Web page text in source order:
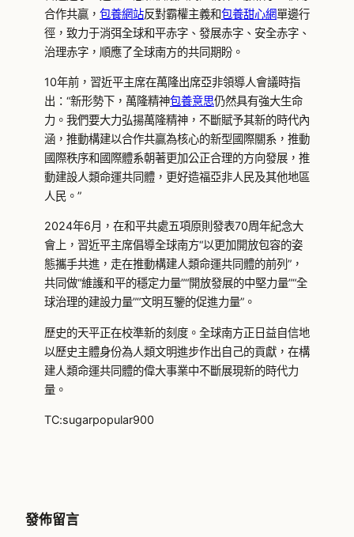
合作共贏， 包養網站反對霸權主義和包養甜心網單邊行
徑，致力于消弭全球和平赤字、發展赤字、安全赤字、
治理赤字，順應了全球南方的共同期盼。
10年前，習近平主席在萬隆出席亞非領導人會議時指
出：“新形勢下，萬隆精神包養意思仍然具有強大生命
力。我們要大力弘揚萬隆精神，不斷賦予其新的時代內
涵，推動構建以合作共贏為核心的新型國際關系，推動
國際秩序和國際體系朝著更加公正合理的方向發展，推
動建設人類命運共同體，更好造福亞非人民及其他地區
人民。”
2024年6月，在和平共處五項原則發表70周年紀念大
會上，習近平主席倡導全球南方“以更加開放包容的姿
態攜手共進，走在推動構建人類命運共同體的前列”，
共同做“維護和平的穩定力量”“開放發展的中堅力量”“全
球治理的建設力量”“文明互鑒的促進力量”。
歷史的天平正在校準新的刻度。全球南方正日益自信地
以歷史主體身份為人類文明進步作出自己的貢獻，在構
建人類命運共同體的偉大事業中不斷展現新的時代力
量。
TC:sugarpopular900
發佈留言